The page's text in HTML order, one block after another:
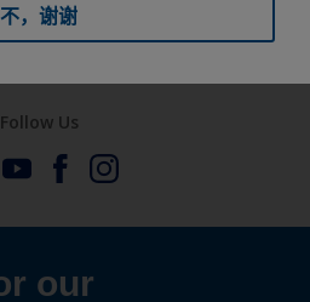
获得支持
不，谢谢
Follow Us